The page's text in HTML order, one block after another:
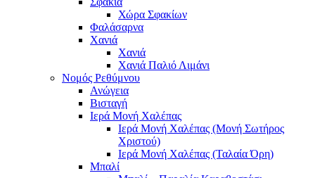
Χώρα Σφακίων
Φαλάσαρνα
Χανιά
Χανιά
Χανιά Παλιό Λιμάνι
Νομός Ρεθύμνου
Ανώγεια
Βισταγή
Ιερά Μονή Χαλέπας
Ιερά Μονή Χαλέπας (Μονή Σωτήρος
Χριστού)
Ιερά Μονή Χαλέπας (Ταλαία Όρη)
Μπαλί